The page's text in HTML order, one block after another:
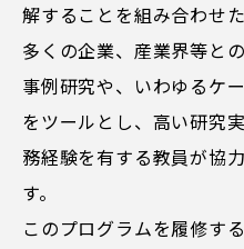
解することを組み合わせ
多くの企業、産業界等と
事例研究や、いわゆるケ
をツールとし、高い研究
務経験を有する教員が協
す。
このプログラムを履修す